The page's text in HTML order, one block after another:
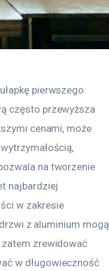
pierwszego
często przewyższa
cenami, może
na tworzenie
najbardziej
w zakresie
z aluminium mogą
zatem zrewidować
w długowieczność